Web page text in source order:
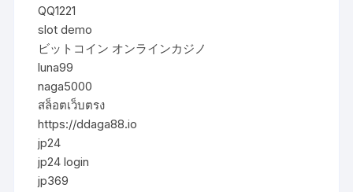
QQ1221
slot demo
ビットコイン オンラインカジノ
luna99
naga5000
สล็อตเว็บตรง
https://ddaga88.io
jp24
jp24 login
jp369